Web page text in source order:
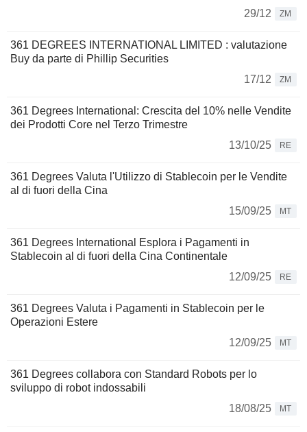
29/12
ZM
361 DEGREES INTERNATIONAL LIMITED : valutazione
Buy da parte di Phillip Securities
17/12
ZM
361 Degrees International: Crescita del 10% nelle Vendite
dei Prodotti Core nel Terzo Trimestre
13/10/25
RE
361 Degrees Valuta l'Utilizzo di Stablecoin per le Vendite
al di fuori della Cina
15/09/25
MT
361 Degrees International Esplora i Pagamenti in
Stablecoin al di fuori della Cina Continentale
12/09/25
RE
361 Degrees Valuta i Pagamenti in Stablecoin per le
Operazioni Estere
12/09/25
MT
361 Degrees collabora con Standard Robots per lo
sviluppo di robot indossabili
18/08/25
MT